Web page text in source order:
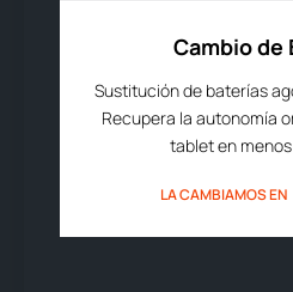
Cambio de
Sustitución de baterías
Recupera la autonomía
tablet en menos
LA CAMBIAMOS EN